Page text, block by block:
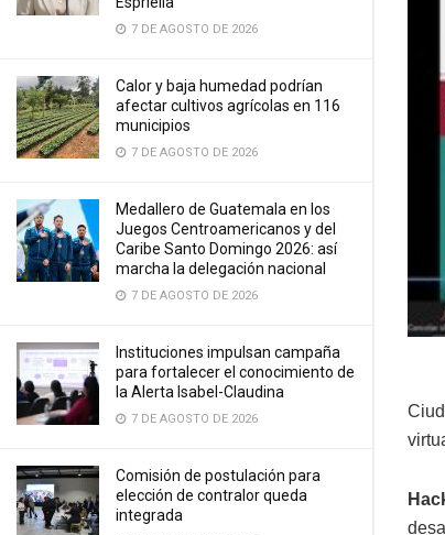
7 DE AGOSTO DE 2026
Calor y baja humedad podrían
afectar cultivos agrícolas en 116
municipios
7 DE AGOSTO DE 2026
Medallero de Guatemala en los
Juegos Centroamericanos y del
Caribe Santo Domingo 2026: así
marcha la delegación nacional
7 DE AGOSTO DE 2026
Instituciones impulsan campaña
para fortalecer el conocimiento de
la Alerta Isabel-Claudina
7 DE AGOSTO DE 2026
Comisión de postulación para
elección de contralor queda
integrada